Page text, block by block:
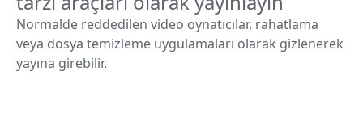
Normalde reddedilen video oynatıcılar, rahatlama
veya dosya temizleme uygulamaları olarak gizlenerek
yayına girebilir.